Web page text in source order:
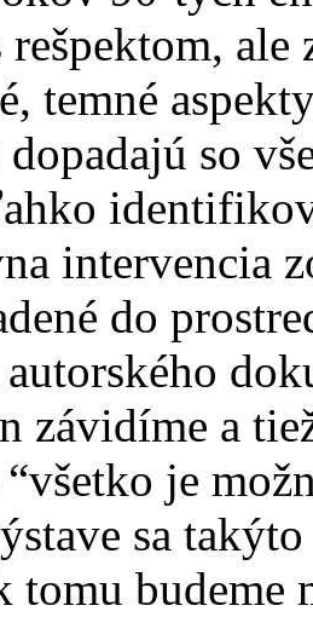
ale
temné
dopadajú so
intervencia
do
autorského
závidíme a
je
sa
tomu budeme